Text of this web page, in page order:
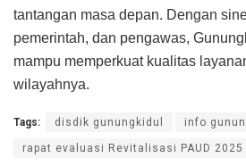
tantangan masa depan. Dengan
pemerintah, dan pengawas,
mampu memperkuat kualitas
wilayahnya.
Tags: disdik gunungkidul info
rapat evaluasi Revitalisasi PAUD 2025